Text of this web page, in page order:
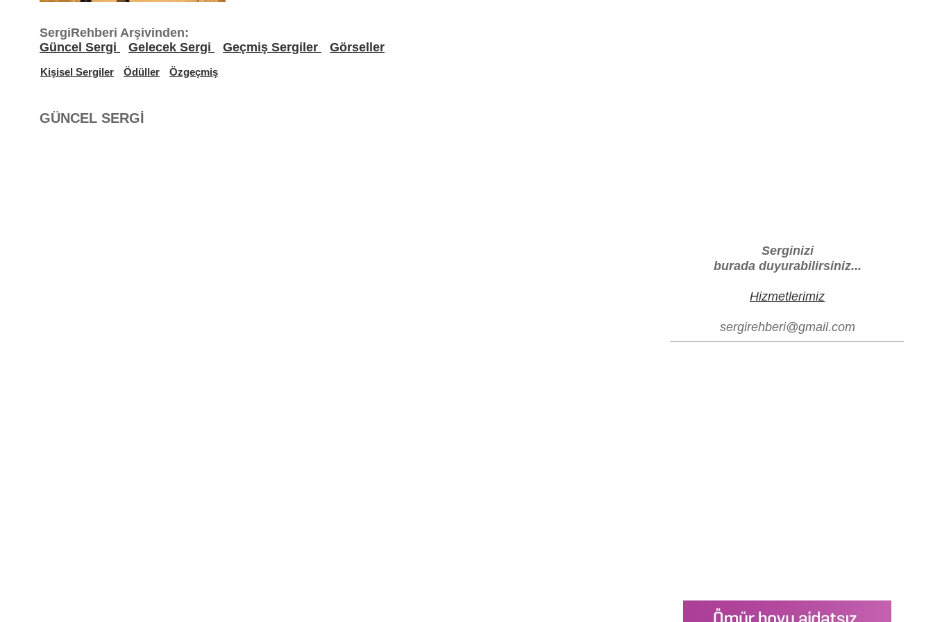
SergiRehberi Arşivinden:
Güncel Sergi
Gelecek Sergi Geçmiş Sergiler Görseller
Kişisel Sergiler Ödüller Özgeçmiş
GÜNCEL SERGİ
Serginizi
burada duyurabilirsiniz...
Hizmetlerimiz
sergirehberi@gmail.com